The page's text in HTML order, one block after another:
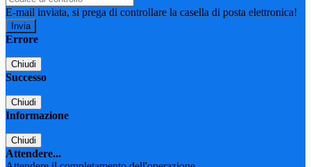
E-mail inviata, si prega di controllare la casella di posta elettronica!
Errore
Chiudi
Successo
Chiudi
Informazione
Chiudi
Attendere...